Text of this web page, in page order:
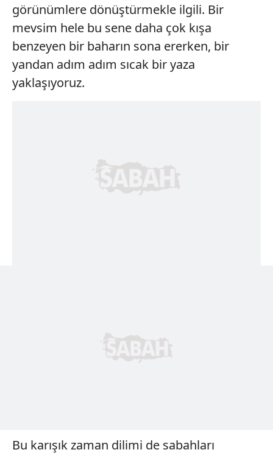
görünümlere dönüştürmekle ilgili. Bir
mevsim hele bu sene daha çok kışa
benzeyen bir baharın sona ererken, bir
yandan adım adım sıcak bir yaza
yaklaşıyoruz.
Bu karışık zaman dilimi de sabahları